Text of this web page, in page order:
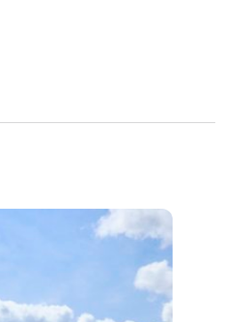
vigtige
skole
og har i ventet på at
er nødt til at gå
til os for at høre
her i naturen ved